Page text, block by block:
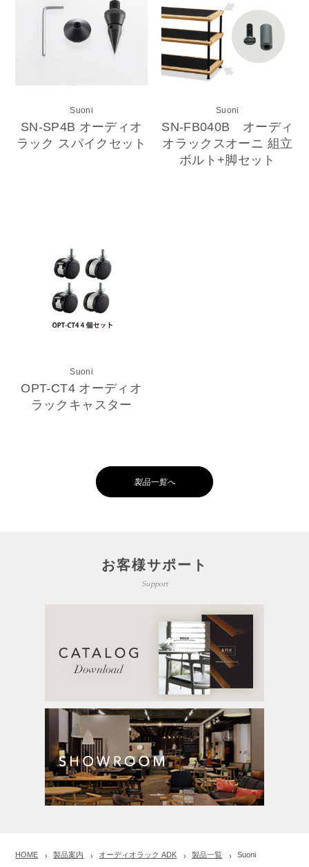
Suoni
SN-SP4B オーディオ
ラック スパイクセット
Suoni
SN-FB040B オーディ
オラックスオーニ 組立
ボルト+脚セット
Suoni
OPT-CT4 オーディオ
ラックキャスター
製品一覧へ
お客様サポート
Support
HOME 製品案内 オーディオラック ADK 製品一覧 Suoni